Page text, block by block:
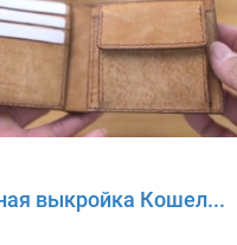
выкройка Кошел...